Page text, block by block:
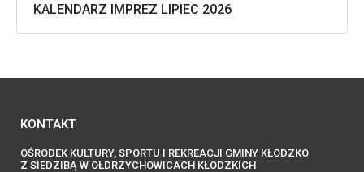
KALENDARZ IMPREZ LIPIEC 2026
KONTAKT
OŚRODEK KULTURY, SPORTU I REKREACJI GMINY KŁODZKO
Z SIEDZIBĄ W OŁDRZYCHOWICACH KŁODZKICH